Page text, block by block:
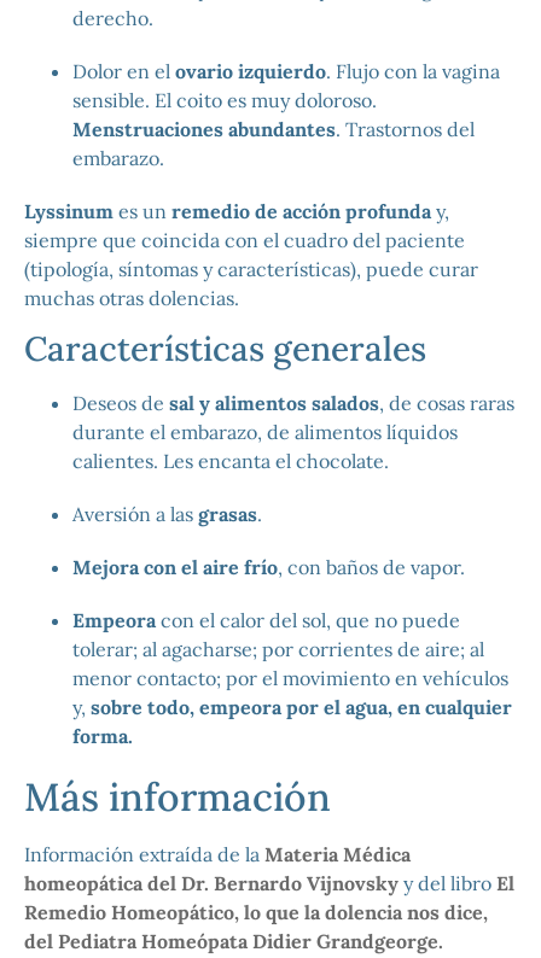
derecho.
Dolor en el ovario izquierdo. Flujo con la vagina
sensible. El coito es muy doloroso.
Menstruaciones abundantes. Trastornos del
embarazo.
Lyssinum es un remedio de acción profunda y,
siempre que coincida con el cuadro del paciente
(tipología, síntomas y características), puede curar
muchas otras dolencias.
Características generales
Deseos de sal y alimentos salados, de cosas raras
durante el embarazo, de alimentos líquidos
calientes. Les encanta el chocolate.
Aversión a las grasas.
Mejora con el aire frío, con baños de vapor.
Empeora con el calor del sol, que no puede
tolerar; al agacharse; por corrientes de aire; al
menor contacto; por el movimiento en vehículos
y, sobre todo, empeora por el agua, en cualquier
forma.
Más información
Información extraída de la Materia Médica
homeopática del Dr. Bernardo Vijnovsky y del libro El
Remedio Homeopático, lo que la dolencia nos dice,
del Pediatra Homeópata Didier Grandgeorge.